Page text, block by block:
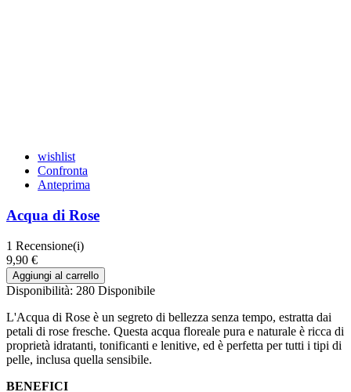
wishlist
Confronta
Anteprima
Acqua di Rose
1 Recensione(i)
9,90 €
Aggiungi al carrello
Disponibilità: 280 Disponibile
L'Acqua di Rose è un segreto di bellezza senza tempo, estratta dai
petali di rose fresche. Questa acqua floreale pura e naturale è ricca di
proprietà idratanti, tonificanti e lenitive, ed è perfetta per tutti i tipi di
pelle, inclusa quella sensibile.
BENEFICI